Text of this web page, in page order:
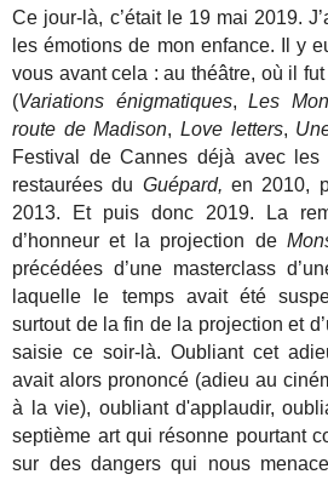
Ce jour-là, c’était le 19 mai 2019.
les émotions de mon enfance. Il y
vous avant cela : au théâtre, où il
(Variations énigmatiques,Les
route de Madison, Love letters,
Festival de Cannes déjà avec les
restaurées du Guépard, en 2010,
2013. Et puis donc 2019. La
d’honneur et la projection de
précédées d’une masterclass
laquelle le temps avait été
surtout de la fin de la projection et
saisie ce soir-là. Oubliant cet
avait alors prononcé (adieu au
à la vie), oubliant d'applaudir,
septième art qui résonne pourtant
sur des dangers qui nous